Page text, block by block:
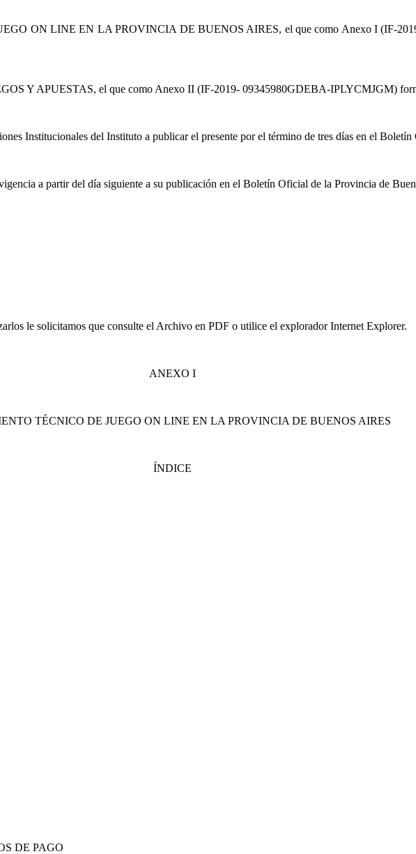
ON LINE EN LA PROVINCIA DE BUENOS AIRES, el que como Anexo I (IF-
Y APUESTAS, el que como Anexo II (IF-2019- 09345980GDEBA-IPLYCMJGM)
Institucionales del Instituto a publicar el presente por el término de tres días en el
a partir del día siguiente a su publicación en el Boletín Oficial de la Provincia de
le solicitamos que consulte el Archivo en PDF o utilice el explorador Internet Explorer.
ANEXO I
TÉCNICO DE JUEGO ON LINE EN LA PROVINCIA DE BUENOS AIRES
ÍNDICE
DE PAGO